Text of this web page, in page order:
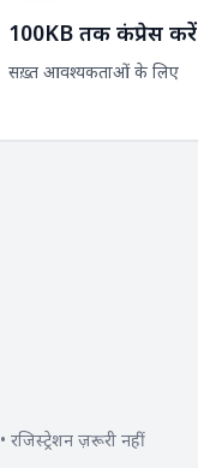
100KB तक कंप्रेस करें
सख़्त आवश्यकताओं के लिए
ज़रूरी नहीं